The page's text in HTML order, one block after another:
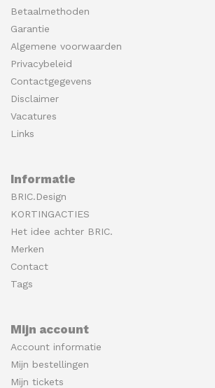
Betaalmethoden
Garantie
Algemene voorwaarden
Privacybeleid
Contactgegevens
Disclaimer
Vacatures
Links
Informatie
BRIC.Design
KORTINGACTIES
Het idee achter BRIC.
Merken
Contact
Tags
Mijn account
Account informatie
Mijn bestellingen
Mijn tickets